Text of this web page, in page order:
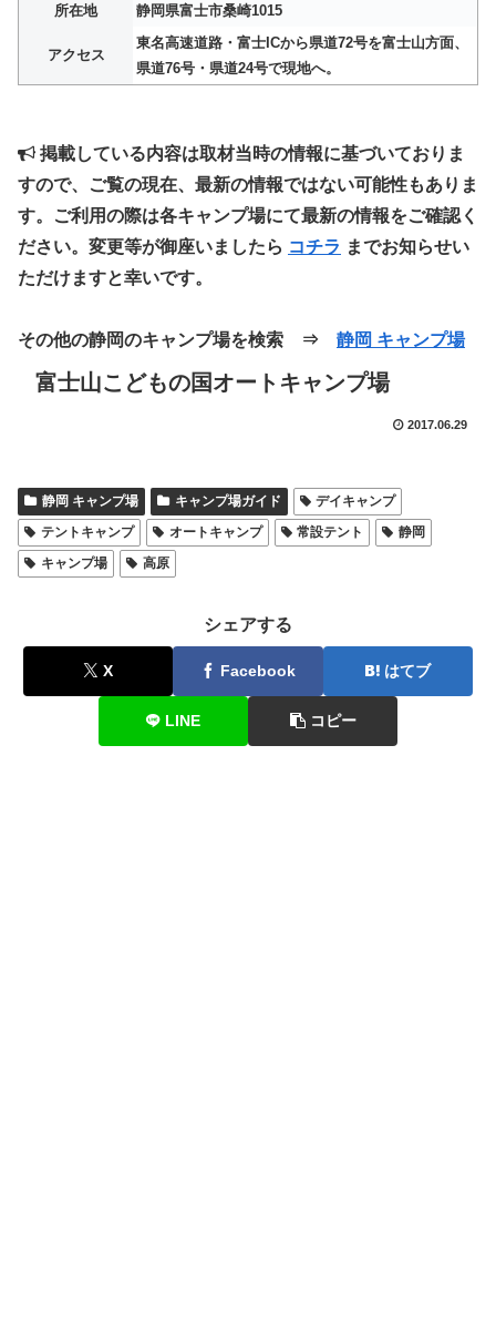
所在地 静岡県富士市桑崎1015
アクセス
東名高速道路・富士ICから県道72号を富士山方面、
県道76号・県道24号で現地へ。
掲載している内容は取材当時の情報に基づいておりま
すので、ご覧の現在、最新の情報ではない可能性もありま
す。ご利用の際は各キャンプ場にて最新の情報をご確認く
ださい。変更等が御座いましたら コチラ までお知らせい
ただけますと幸いです。
その他の静岡のキャンプ場を検索 ⇒ 静岡 キャンプ場
富士山こどもの国オートキャンプ場
2017.06.29
静岡 キャンプ場 キャンプ場ガイド
デイキャンプ
テントキャンプ
オートキャンプ 常設テント
静岡
キャンプ場
高原
シェアする
X Facebook はてブ
LINE コピー